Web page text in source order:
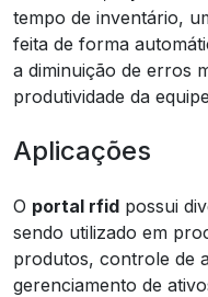
tempo de inventário,
feita de forma
a diminuição de erros
produtividade da
Aplicações
O portal rfid possui
sendo utilizado em
produtos, controle de
gerenciamento de